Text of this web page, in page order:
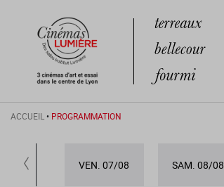
ACCUEIL • PROGRAMMATION
VEN. 07/08 SAM. 08/08